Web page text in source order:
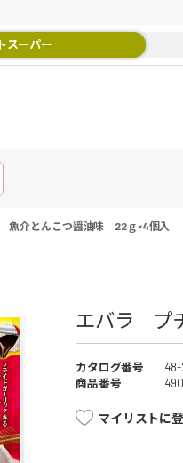
スーパー
介とんこつ醤油味 22ｇ×4個入
エバラ プ
カタログ番号
商品番号
マイリストに